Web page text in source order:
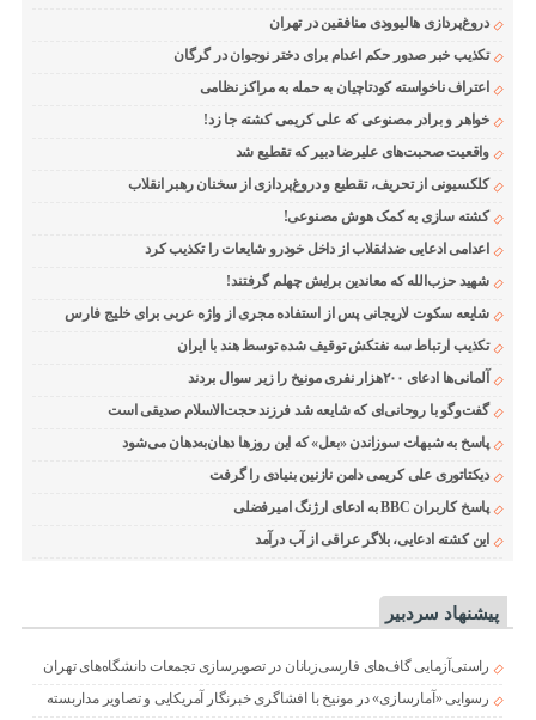
دروغ‌پردازی هالیوودی منافقین در تهران
تکذیب خبر صدور حکم اعدام برای دختر نوجوان در گرگان
اعتراف ناخواسته کودتاچیان به حمله به مراکز نظامی
خواهر و برادر مصنوعی که علی کریمی کشته جا زد!
واقعیت صحبت‌های علیرضا دبیر که تقطیع شد
کلکسیونی از تحریف، تقطیع و دروغ‌پردازی از سخنان رهبر انقلاب
کشته سازی به کمک هوش مصنوعی!
اعدامی ادعایی ضدانقلاب از داخل خودرو شایعات را تکذیب کرد
شهید حزب‌الله که معاندین برایش چهلم گرفتند!
شایعه سکوت لاریجانی پس از استفاده مجری از واژه عربی برای خلیج فارس
تکذیب ارتباط سه نفتکش توقیف شده توسط هند با ایران
آلمانی‌ها ادعای ۲۰۰هزار نفری مونیخ را زیر سوال بردند
گفت‌وگو با روحانی‌ای که شایعه شد فرزند حجت‌الاسلام صدیقی است
پاسخ به شبهات سوزاندن «بعل» که این روزها دهان‌به‌دهان می‌شود
دیکتاتوری علی کریمی دامن نازنین بنیادی را گرفت
پاسخ کاربران BBC به ادعای ارژنگ امیرفضلی
این کشته ادعایی، بلاگر عراقی از آب درآمد
پیشنهاد سردبیر
راستی‌آزمایی گاف‌های فارسی‌زبانان در تصویرسازی تجمعات دانشگاه‌های تهران
رسوایی «آمارسازی» در مونیخ با افشاگری خبرنگار آمریکایی و تصاویر مداربسته